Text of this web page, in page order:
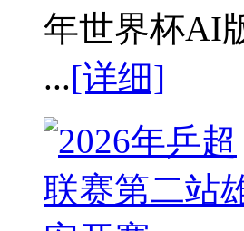
年世界杯AI
...[详细]